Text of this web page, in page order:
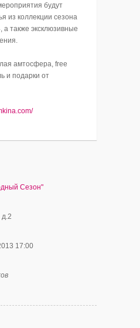
будут
из коллекции сезона
также эксклюзивные
амтосфера, free
и подарки от
Сезон"
17:00